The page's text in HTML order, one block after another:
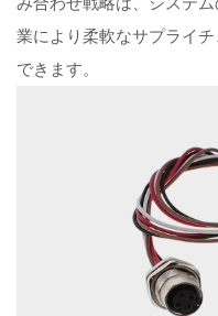
業により柔軟なサプライ
できます。